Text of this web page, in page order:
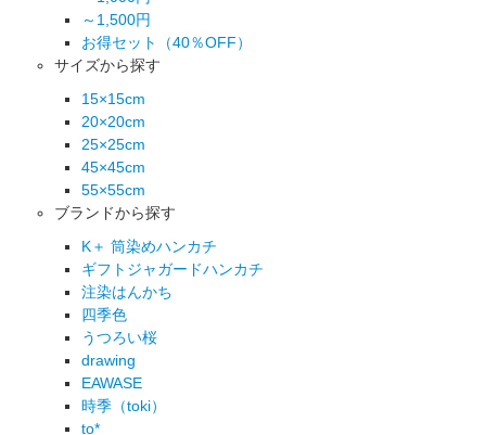
～1,500円
お得セット（40％OFF）
サイズから探す
15×15cm
20×20cm
25×25cm
45×45cm
55×55cm
ブランドから探す
K＋ 筒染めハンカチ
ギフトジャガードハンカチ
注染はんかち
四季色
うつろい桜
drawing
EAWASE
時季（toki）
to*